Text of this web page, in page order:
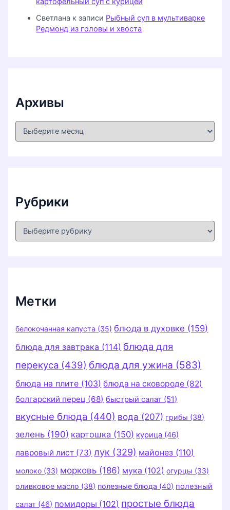
Светлана к записи Рыбный суп в мультиварке
Редмонд из головы и хвоста
Архивы
А
Рубрики
Р
Метки
белокочанная капуста (35) блюда в духовке (159)
блюда для завтрака (114) блюда для
перекуса (439) блюда для ужина (583)
блюда на плите (103) блюда на сковороде (82)
болгарский перец (68) быстрый салат (51)
вкусные блюда (440) вода (207) грибы (38)
зелень (190) картошка (150) курица (46)
лавровый лист (73) лук (329) майонез (110)
молоко (33) морковь (186) мука (102) огурцы (33)
оливковое масло (38) полезные блюда (40) полезный
салат (46) помидоры (102) простые блюда